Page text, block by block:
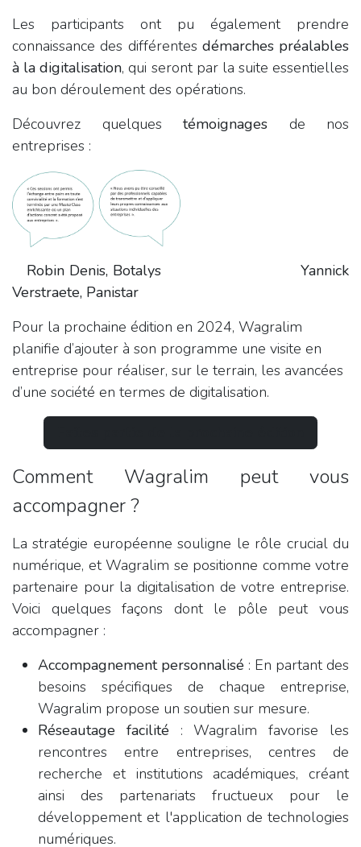
Les participants ont pu également prendre
connaissance des différentes démarches préalables
à la digitalisation, qui seront par la suite essentielles
au bon déroulement des opérations.
Découvrez quelques témoignages de nos
entreprises :
Robin Denis, Botalys
​Yannick
Verstraete, Panistar
Pour la prochaine édition en 2024, Wagralim
planifie d’ajouter à son programme une visite en
entreprise pour réaliser, sur le terrain, les avancées
d’une société en termes de digitalisation.
Comment Wagralim peut vous
accompagner ?
La stratégie européenne souligne le rôle crucial du
numérique, et Wagralim se positionne comme votre
partenaire pour la digitalisation de votre entreprise.
Voici quelques façons dont le pôle peut vous
accompagner :
Accompagnement personnalisé : En partant des
besoins spécifiques de chaque entreprise,
Wagralim propose un soutien sur mesure.
Réseautage facilité : Wagralim favorise les
rencontres entre entreprises, centres de
recherche et institutions académiques, créant
ainsi des partenariats fructueux pour le
développement et l'application de technologies
numériques.